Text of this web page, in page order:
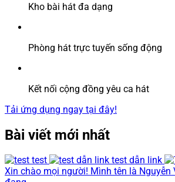
Kho bài hát đa dạng
Phòng hát trực tuyến sống động
Kết nối cộng đồng yêu ca hát
Tải ứng dụng ngay tại đây!
Bài viết mới nhất
test
test dẫn link
Xin chào mọi người! Mình tên là Nguyễn